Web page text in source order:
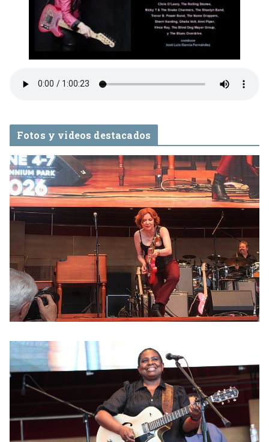
Fotos y videos destacados